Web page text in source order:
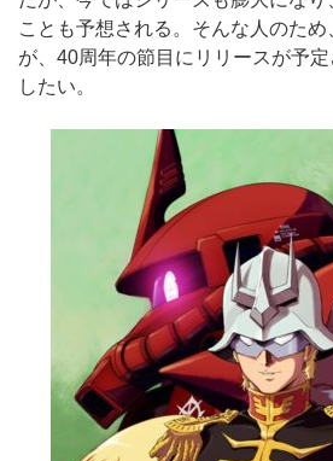
ことも予想される。そんな人のた
が、40周年の節目にリリースが予
したい。